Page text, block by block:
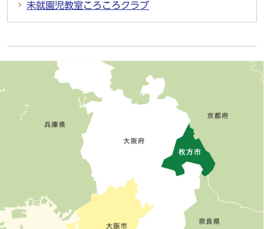
未就園児教室ころころクラブ